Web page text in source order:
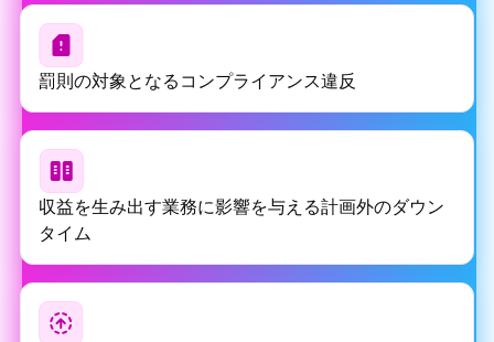
罰則の対象となるコンプライアンス違反
収益を生み出す業務に影響を与える計画外のダウン
タイム